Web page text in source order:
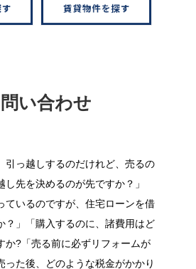
い合わせ
っ越しするのだけれど、売るの
先を決めるのが先ですか？」
ているのですが、住宅ローンを借
？」「購入するのに、諸費用はど
か?「売る前に必ずリフォームが
った後、どのような税金がかかり